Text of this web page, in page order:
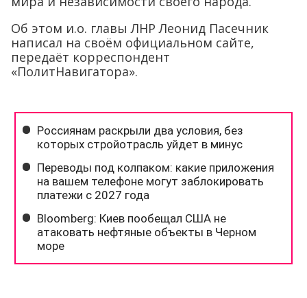
Об этом и.о. главы ЛНР Леонид Пасечник
написал на своём официальном сайте,
передаёт корреспондент
«ПолитНавигатора».